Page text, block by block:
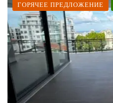
ГОРЯЧЕЕ ПРЕДЛОЖЕНИЕ